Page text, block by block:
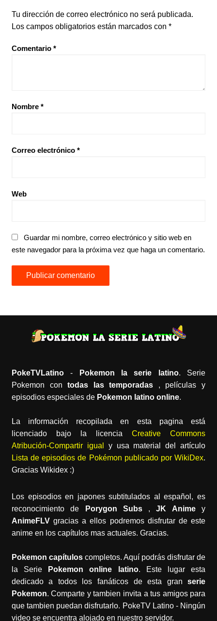
Tu dirección de correo electrónico no será publicada.
Los campos obligatorios están marcados con *
Comentario *
Nombre *
Correo electrónico *
Web
Guardar mi nombre, correo electrónico y sitio web en
este navegador para la próxima vez que haga un comentario.
PokeTVLatino- Pokemon la serie latino. Serie
Pokemon contodas las temporadas , películas y
episodios especiales de Pokemon latino online.
La información recopilada en esta pagina está
licenciado bajo la licenciaCreative Commons
Atribución-Compartir igual
y usa material del artículo
Lista de episodios de Pokémon publicado por WikiDex.
Gracias Wikidex :)
Los episodios en japones subtitulados al español, es
reconocimiento de
Porygon Subs,JK Animey
AnimeFLVgracias a ellos podremos disfrutar de este
anime en los capítulos mas actuales. Gracias.
Pokemon capítuloscompletos. Aquí podrás disfrutar de
la Serie
Pokemon online latino. Este lugar esta
dedicado a todos los fanáticos de esta granserie
Pokemon. Comparte y tambien invita a tus amigos para
que tambien puedan disfrutarlo. PokeTV Latino - Ningún
video se encuentra alojado en nuestro servidor.